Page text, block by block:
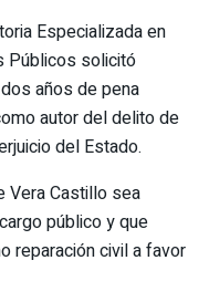
Especializada en
Públicos solicitó
años de pena
autor del delito de
del Estado.
Vera Castillo sea
público y que
reparación civil a favor